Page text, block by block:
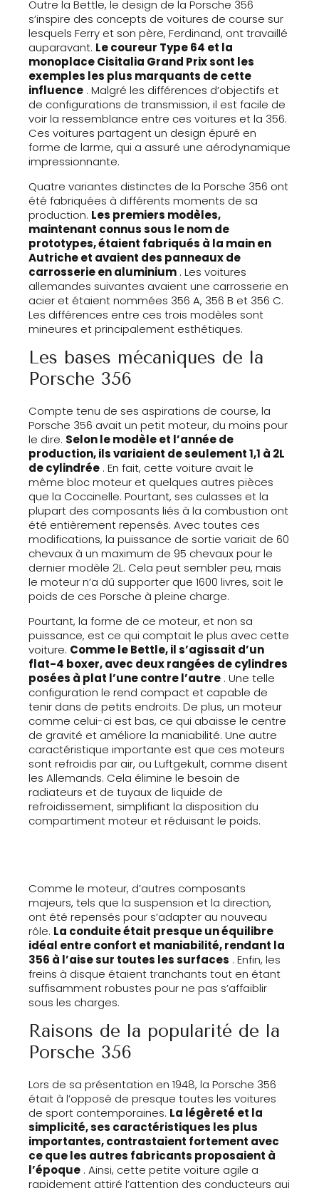
Outre la Bettle, le design de la Porsche 356
s’inspire des concepts de voitures de course sur
lesquels Ferry et son père, Ferdinand, ont travaillé
auparavant. Le coureur Type 64 et la
monoplace Cisitalia Grand Prix sont les
exemples les plus marquants de cette
influence . Malgré les différences d’objectifs et
de configurations de transmission, il est facile de
voir la ressemblance entre ces voitures et la 356.
Ces voitures partagent un design épuré en
forme de larme, qui a assuré une aérodynamique
impressionnante.
Quatre variantes distinctes de la Porsche 356 ont
été fabriquées à différents moments de sa
production. Les premiers modèles,
maintenant connus sous le nom de
prototypes, étaient fabriqués à la main en
Autriche et avaient des panneaux de
carrosserie en aluminium . Les voitures
allemandes suivantes avaient une carrosserie en
acier et étaient nommées 356 A, 356 B et 356 C.
Les différences entre ces trois modèles sont
mineures et principalement esthétiques.
Les bases mécaniques de la
Porsche 356
Compte tenu de ses aspirations de course, la
Porsche 356 avait un petit moteur, du moins pour
le dire. Selon le modèle et l’année de
production, ils variaient de seulement 1,1 à 2L
de cylindrée . En fait, cette voiture avait le
même bloc moteur et quelques autres pièces
que la Coccinelle. Pourtant, ses culasses et la
plupart des composants liés à la combustion ont
été entièrement repensés. Avec toutes ces
modifications, la puissance de sortie variait de 60
chevaux à un maximum de 95 chevaux pour le
dernier modèle 2L. Cela peut sembler peu, mais
le moteur n’a dû supporter que 1600 livres, soit le
poids de ces Porsche à pleine charge.
Pourtant, la forme de ce moteur, et non sa
puissance, est ce qui comptait le plus avec cette
voiture. Comme le Bettle, il s’agissait d’un
flat-4 boxer, avec deux rangées de cylindres
posées à plat l’une contre l’autre . Une telle
configuration le rend compact et capable de
tenir dans de petits endroits. De plus, un moteur
comme celui-ci est bas, ce qui abaisse le centre
de gravité et améliore la maniabilité. Une autre
caractéristique importante est que ces moteurs
sont refroidis par air, ou Luftgekult, comme disent
les Allemands. Cela élimine le besoin de
radiateurs et de tuyaux de liquide de
refroidissement, simplifiant la disposition du
compartiment moteur et réduisant le poids.
Comme le moteur, d’autres composants
majeurs, tels que la suspension et la direction,
ont été repensés pour s’adapter au nouveau
rôle. La conduite était presque un équilibre
idéal entre confort et maniabilité, rendant la
356 à l’aise sur toutes les surfaces . Enfin, les
freins à disque étaient tranchants tout en étant
suffisamment robustes pour ne pas s’affaiblir
sous les charges.
Raisons de la popularité de la
Porsche 356
Lors de sa présentation en 1948, la Porsche 356
était à l’opposé de presque toutes les voitures
de sport contemporaines. La légèreté et la
simplicité, ses caractéristiques les plus
importantes, contrastaient fortement avec
ce que les autres fabricants proposaient à
l’époque . Ainsi, cette petite voiture agile a
rapidement attiré l’attention des conducteurs qui